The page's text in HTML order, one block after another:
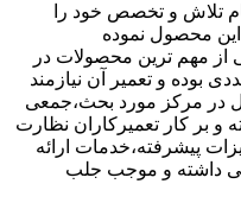
تلاش و تخصص خود را
محصول نموده
مهم ترین محصولات در
بوده و تعمیر آن نیازمند
در مرکز مورد بحث،جمعی
بر کار تعمیرکاران نظارت
پیشرفته،خدمات ارائه
داشته و موجب جلب